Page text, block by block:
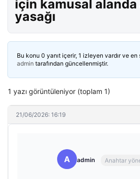
için kamusal alanda
yasağı
Bu konu 0 yanıt içerir, 1 izleyen vardır ve en
admin tarafından güncellenmiştir.
1 yazı görüntüleniyor (toplam 1)
21/06/2026: 16:19
A admin Anahtar